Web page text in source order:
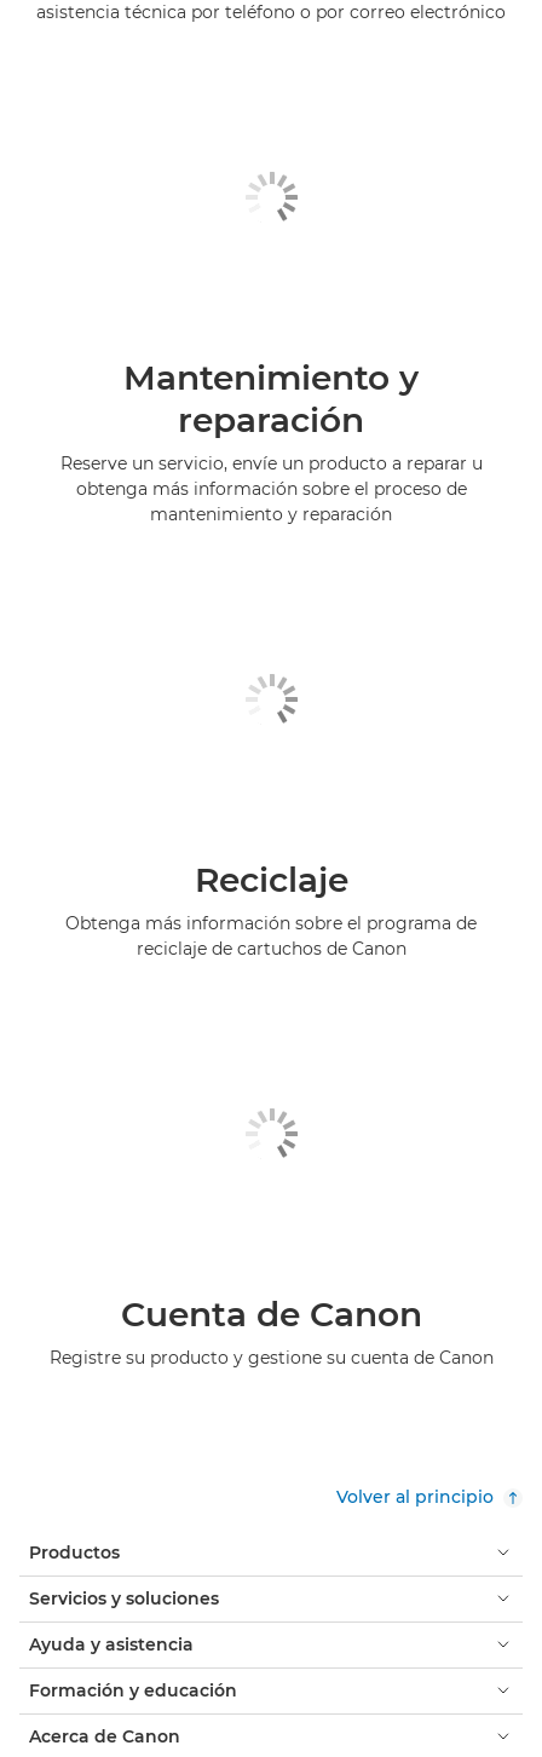
asistencia técnica por teléfono o por correo electrónico
Mantenimiento y
reparación
Reserve un servicio, envíe un producto a reparar u
obtenga más información sobre el proceso de
mantenimiento y reparación
Reciclaje
Obtenga más información sobre el programa de
reciclaje de cartuchos de Canon
Cuenta de Canon
Registre su producto y gestione su cuenta de Canon
Volver al principio
Productos
Servicios y soluciones
Ayuda y asistencia
Formación y educación
Acerca de Canon